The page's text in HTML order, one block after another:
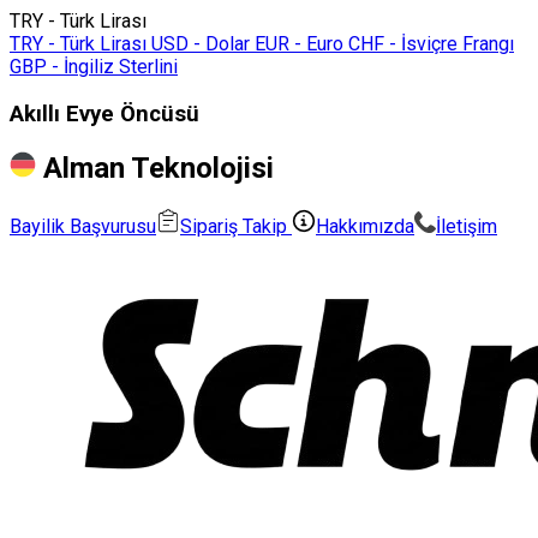
TRY - Türk Lirası
TRY - Türk Lirası USD - Dolar EUR - Euro CHF - İsviçre Frangı
GBP - İngiliz Sterlini
Akıllı Evye Öncüsü
Alman Teknolojisi
Bayilik Başvurusu Sipariş Takip Hakkımızda İletişim